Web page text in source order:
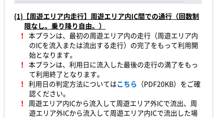
(1) 【周遊エリア内走行】周遊エリア内IC間での通行（回数制
限なし。乗り降り自由。）
！ 本プランは、最初の周遊エリア内の走行（周遊エリア内
のICを流入または流出する走行）の完了をもって利用開
始となります。
！ 本プランは、利用日に流入した最後の走行の満了をもっ
て利用終了となります。
！ 利用日の判定方法についてはこちら （PDF20KB）をご確
認ください。
！ 周遊エリア内ICから流入して周遊エリア外ICで流出、周
遊エリア外ICから流入して周遊エリア内ICで流出した場